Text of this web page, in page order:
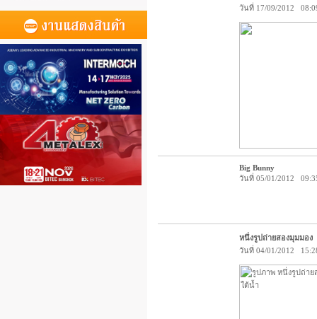
วันที่ 17/09/2012
Big Bunny
วันที่ 05/01/2012
หนึ่งรูปถ่ายสองมุมมอง
วันที่ 04/01/2012